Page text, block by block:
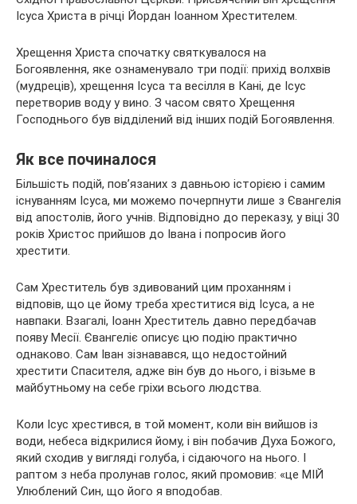
Ісуса Христа в річці Йордан Іоанном Хрестителем.
Хрещення Христа спочатку святкувалося на
Богоявлення, яке ознаменувало три події: прихід волхвів
(мудреців), хрещення Ісуса та весілля в Кані, де Ісус
перетворив воду у вино. З часом свято Хрещення
Господнього був відділений від інших подій Богоявлення.
Як все починалося
Більшість подій, пов’язаних з давньою історією і самим
існуванням Ісуса, ми можемо почерпнути лише з Євангелія
від апостолів, його учнів. Відповідно до переказу, у віці 30
років Христос прийшов до Івана і попросив його
хрестити.
Сам Хреститель був здивований цим проханням і
відповів, що це йому треба хреститися від Ісуса, а не
навпаки. Взагалі, Іоанн Хреститель давно передбачав
появу Месії. Євангеліє описує цю подію практично
однаково. Сам Іван зізнавався, що недостойний
хрестити Спасителя, адже він був до нього, і візьме в
майбутньому на себе гріхи всього людства.
Коли Ісус хрестився, в той момент, коли він вийшов із
води, небеса відкрилися йому, і він побачив Духа Божого,
який сходив у вигляді голуба, і сідаючого на нього. І
раптом з неба пролунав голос, який промовив: «це МІЙ
Улюблений Син, що його я вподобав.